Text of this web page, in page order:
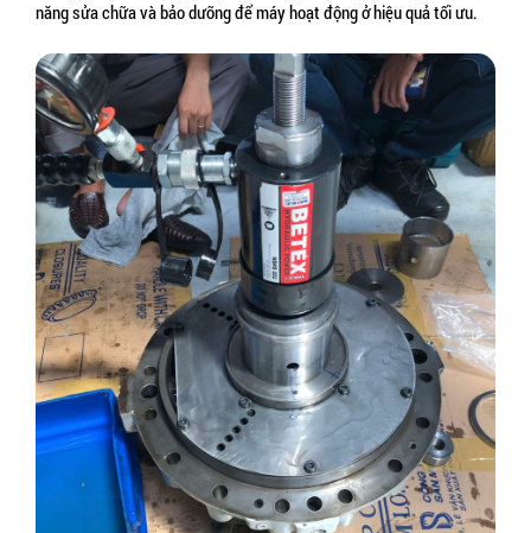
năng sửa chữa và bảo dưỡng để máy hoạt động ở hiệu quả tối ưu.